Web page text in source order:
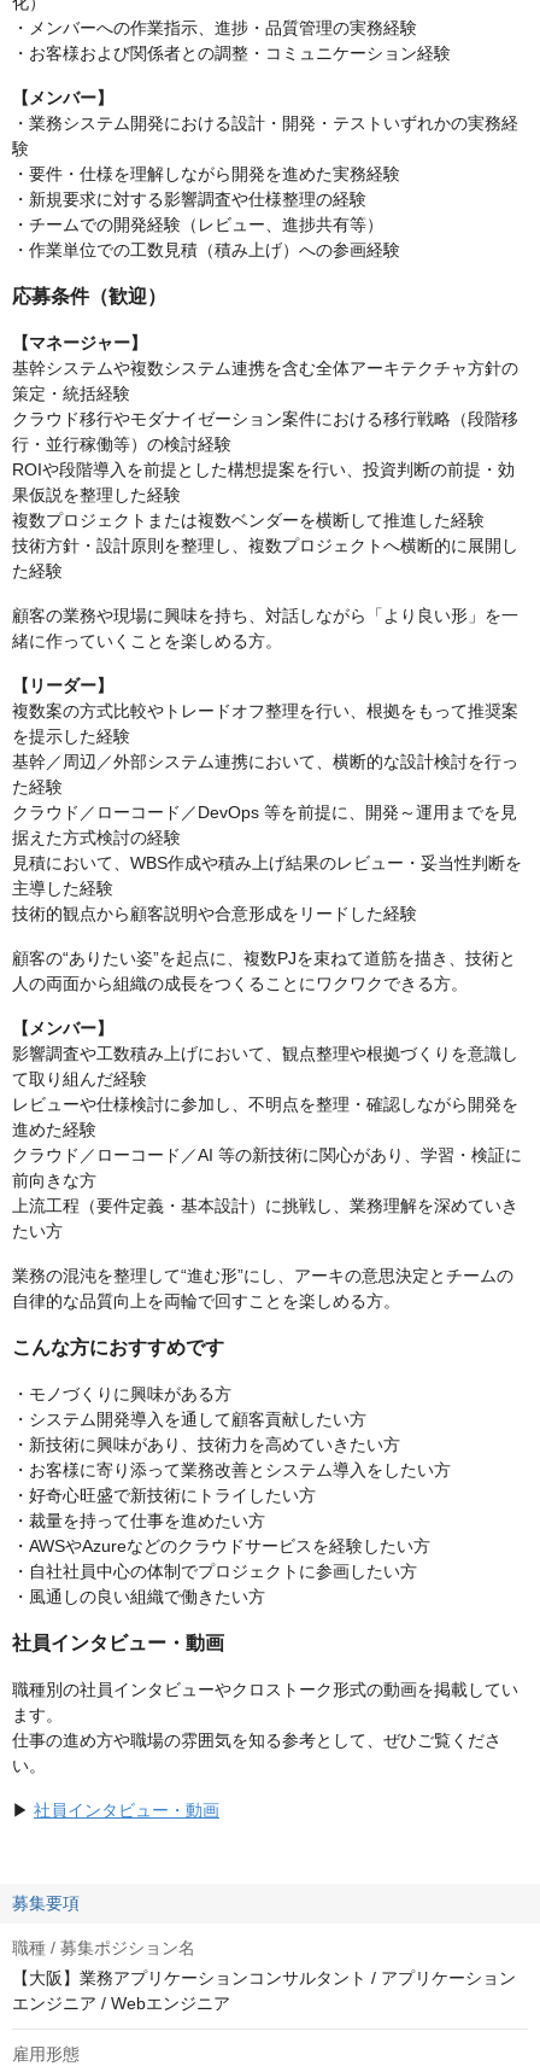
・メンバーへの作業指示、進捗・品質管理の実務経験
・お客様および関係者との調整・コミュニケーション経験
【メンバー】
・業務システム開発における設計・開発・テストいずれかの実務経
験
・要件・仕様を理解しながら開発を進めた実務経験
・新規要求に対する影響調査や仕様整理の経験
・チームでの開発経験（レビュー、進捗共有等）
・作業単位での工数見積（積み上げ）への参画経験
応募条件（歓迎）
【マネージャー】
基幹システムや複数システム連携を含む全体アーキテクチャ方針の
策定・統括経験
クラウド移行やモダナイゼーション案件における移行戦略（段階移
行・並行稼働等）の検討経験
ROIや段階導入を前提とした構想提案を行い、投資判断の前提・効
果仮説を整理した経験
複数プロジェクトまたは複数ベンダーを横断して推進した経験
技術方針・設計原則を整理し、複数プロジェクトへ横断的に展開し
た経験
顧客の業務や現場に興味を持ち、対話しながら「より良い形」を一
緒に作っていくことを楽しめる方。
【リーダー】
複数案の方式比較やトレードオフ整理を行い、根拠をもって推奨案
を提示した経験
基幹／周辺／外部システム連携において、横断的な設計検討を行っ
た経験
クラウド／ローコード／DevOps 等を前提に、開発～運用までを見
据えた方式検討の経験
見積において、WBS作成や積み上げ結果のレビュー・妥当性判断を
主導した経験
技術的観点から顧客説明や合意形成をリードした経験
顧客の“ありたい姿”を起点に、複数PJを束ねて道筋を描き、技術と
人の両面から組織の成長をつくることにワクワクできる方。
【メンバー】
影響調査や工数積み上げにおいて、観点整理や根拠づくりを意識し
て取り組んだ経験
レビューや仕様検討に参加し、不明点を整理・確認しながら開発を
進めた経験
クラウド／ローコード／AI 等の新技術に関心があり、学習・検証に
前向きな方
上流工程（要件定義・基本設計）に挑戦し、業務理解を深めていき
たい方
業務の混沌を整理して“進む形”にし、アーキの意思決定とチームの
自律的な品質向上を両輪で回すことを楽しめる方。
こんな方におすすめです
・モノづくりに興味がある方
・システム開発導入を通して顧客貢献したい方
・新技術に興味があり、技術力を高めていきたい方
・お客様に寄り添って業務改善とシステム導入をしたい方
・好奇心旺盛で新技術にトライしたい方
・裁量を持って仕事を進めたい方
・AWSやAzureなどのクラウドサービスを経験したい方
・自社社員中心の体制でプロジェクトに参画したい方
・風通しの良い組織で働きたい方
社員インタビュー・動画
職種別の社員インタビューやクロストーク形式の動画を掲載してい
ます。
仕事の進め方や職場の雰囲気を知る参考として、ぜひご覧くださ
い。
▶ 社員インタビュー・動画
募集要項
職種 / 募集ポジション名
【大阪】業務アプリケーションコンサルタント / アプリケーション
エンジニア / Webエンジニア
雇用形態